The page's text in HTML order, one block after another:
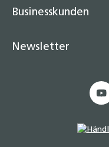
Businesskunden
Newsletter